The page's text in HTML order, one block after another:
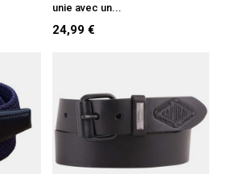
unie avec un...
24,99 €